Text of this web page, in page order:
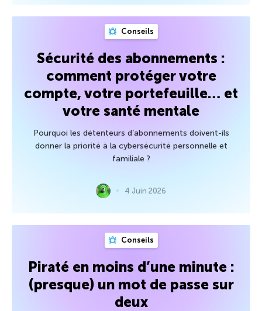
Conseils
Sécurité des abonnements :
comment protéger votre
compte, votre portefeuille… et
votre santé mentale
Pourquoi les détenteurs d’abonnements doivent-ils
donner la priorité à la cybersécurité personnelle et
familiale ?
4 Juin 2026
Conseils
Piraté en moins d’une minute :
(presque) un mot de passe sur
deux